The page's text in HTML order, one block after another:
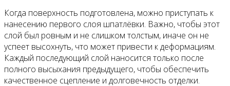
Когда поверхность подготовлена, можно приступать к
нанесению первого слоя шпатлёвки. Важно, чтобы этот
слой был ровным и не слишком толстым, иначе он не
успеет высохнуть, что может привести к деформациям.
Каждый последующий слой наносится только после
полного высыхания предыдущего, чтобы обеспечить
качественное сцепление и долговечность отделки.